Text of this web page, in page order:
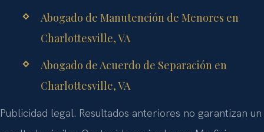
Abogado de Manutención de Menores en
Charlottesville, VA
Abogado de Acuerdo de Separación en
Charlottesville, VA
Publicidad legal. Resultados anteriores no garantizan un